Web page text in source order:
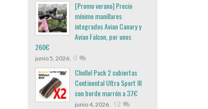
[Promo verano] Precio
mínimo manillares
integrados Avian Canary y
Avian Falcon, por unos
260€
junio 5, 2026, 0
Chollo! Pack 2 cubiertas
Continental Ultra Sport III
con borde marrón a 37€
junio 4, 2026, 12